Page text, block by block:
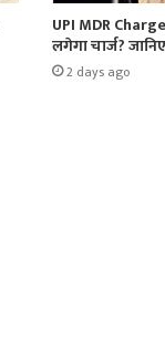
UPI MDR
लगेगा चार्ज?
2 days ago